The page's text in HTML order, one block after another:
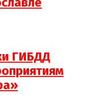
ГИБДД